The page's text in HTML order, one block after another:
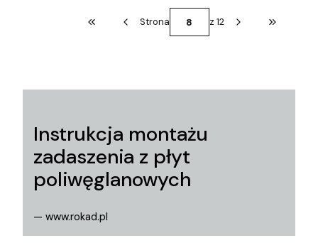
Wróć do pierwszej strony z produktami
Strona z 12 Przejdź
Instrukcja montażu
zadaszenia z płyt
poliwęglanowych
— www.rokad.pl